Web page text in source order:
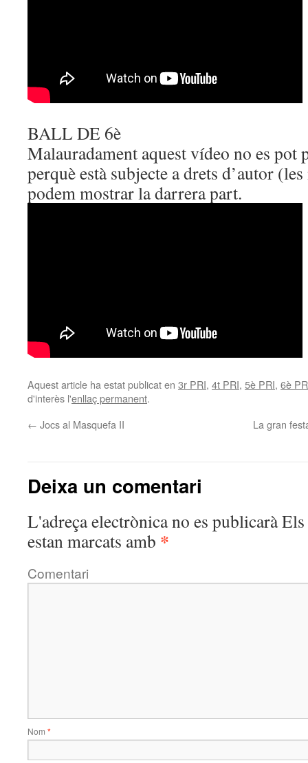
BALL DE 6è
Malauradament aquest vídeo no es pot
perquè està subjecte a drets d’autor
podem mostrar la darrera part.
Aquest article ha estat publicat en 3r PRI, 4t PRI, 5è PRI, 6è
d'interès l'enllaç permanent.
← Jocs al Masquefa II La gran
Deixa un comentari
L'adreça electrònica no es publicaràEls
estan marcats amb *
Comentari
Nom *